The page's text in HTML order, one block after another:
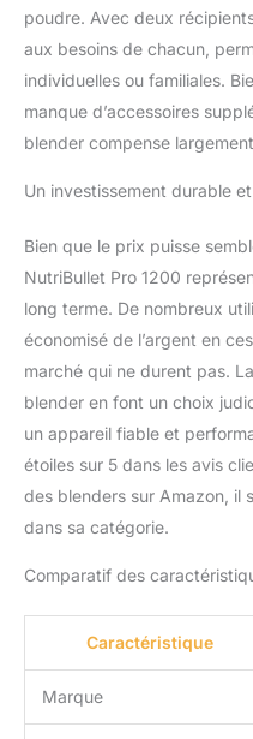
poudre. Avec deux
aux besoins de chacun,
individuelles ou familiales.
manque d’accessoires
blender compense
Un investissement durable
Bien que le prix puisse
NutriBullet Pro 1200
long terme. De nombreux
économisé de l’argent en
marché qui ne durent pas.
blender en font un choix
un appareil fiable et
étoiles sur 5 dans les avis
des blenders sur Amazon, il
dans sa catégorie.
Comparatif des
Caractéristique
Marque